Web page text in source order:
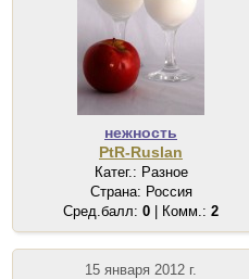
нежность
PtR-Ruslan
Катег.: Разное
Страна: Россия
Сред.балл: 0 | Комм.: 2
15 января 2012 г.